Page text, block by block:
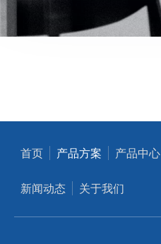
首页 产品方案 产品中心
新闻动态 关于我们